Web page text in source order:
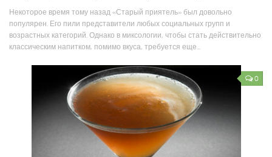
Некоторое время тому назад «Старый приятель» был довольно
популярен. Его пили представители любых социальных групп и
возрастных категорий. Однако в миксологии, чтобы стать действительно
классическим напитком, помимо вкуса, требуется еще...
0